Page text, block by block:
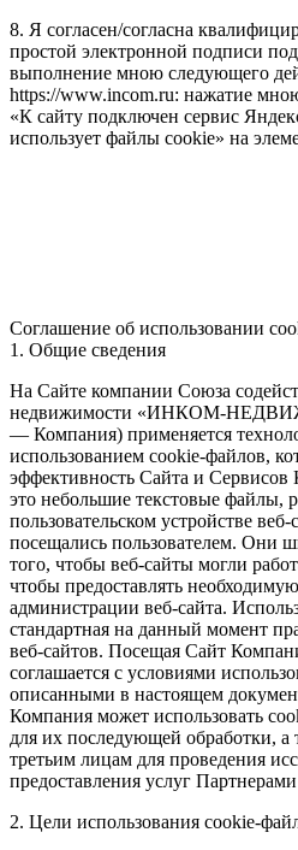
8. Я согласен/согласна
простой электронной подписи
выполнение мною следующего
https://www.incom.ru: нажатие
«К сайту подключен сервис
использует файлы cookie» на
Соглашение об использовании
1. Общие сведения
На Сайте компании Союза
недвижимости «ИНКОМ-
— Компания) применяется
использованием cookie-файлов,
эффективность Сайта и
это небольшие текстовые файлы,
пользовательском устройстве
посещались пользователем. Они
того, чтобы веб-сайты могли
чтобы предоставлять
администрации веб-сайта.
стандартная на данный момент
веб-сайтов. Посещая Сайт
соглашается с условиями
описанными в настоящем
Компания может использовать
для их последующей обработки, а
третьим лицам для проведения
предоставления услуг
2. Цели использования cookie-